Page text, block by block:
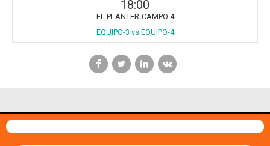
18:00
EL PLANTER-CAMPO 4
EQUIPO-3 vs EQUIPO-4